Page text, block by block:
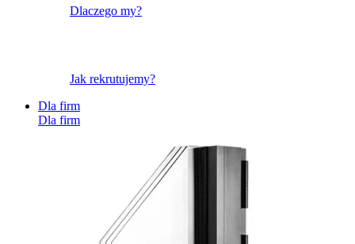
Dlaczego my?
Jak rekrutujemy?
Dla firm
Dla firm